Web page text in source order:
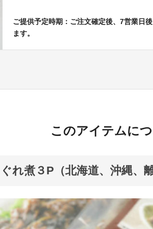
ご提供予定時期：ご注文確定後、7営業日
ます。
このアイテムに
れ煮３P（北海道、沖縄、離